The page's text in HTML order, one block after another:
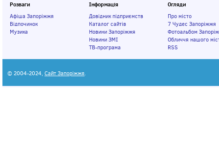
Розваги
Афіша Запоріжжя
Відпочинок
Музика
Інформація
Довідник підприємств
Каталог сайтів
Новини Запоріжжя
Новини ЗМІ
ТВ-програма
Огляди
Про місто
7 Чудес Запоріжжя
Фотоальбом
Обличчя нашого
RSS
© 2004-2024, Сайт Запоріжжя.